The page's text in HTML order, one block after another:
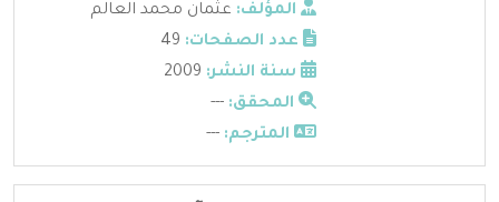
المؤلف: عثمان محمد العالم
عدد الصفحات:
سنة النشر:
المحقق: ---
المترجم: ---